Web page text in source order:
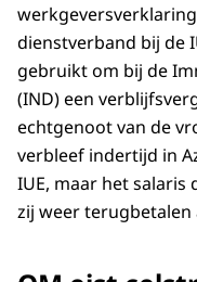
dienstverband bij de
gebruikt om bij de
(IND) een
echtgenoot van de
verbleef indertijd in
IUE, maar het salaris
zij weer terugbetalen